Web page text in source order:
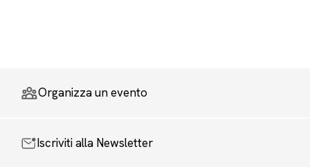
Organizza un evento
Iscriviti alla Newsletter